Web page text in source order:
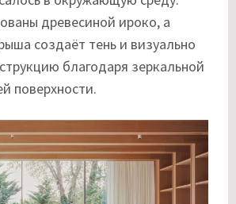
древесиной ироко, а
создаёт тень и визуально
благодаря зеркальной
поверхности.